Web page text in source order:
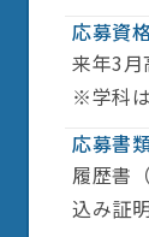
応募資
来年3月
※学科
応募書
履歴書
込み証